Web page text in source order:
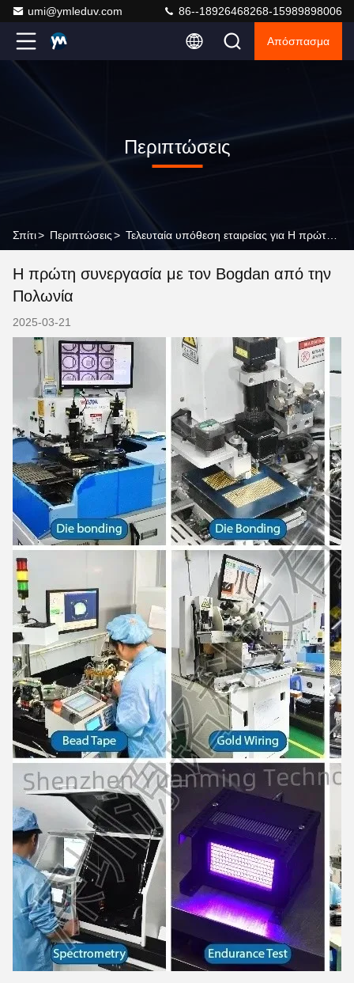
umi@ymleduv.com 86--18926468268-15989898006
Απόσπασμα
Περιπτώσεις
Σπίτι> Περιπτώσεις>
Η πρώτη συνεργασία με τον Bogdan από την
Πολωνία
2025-03-21